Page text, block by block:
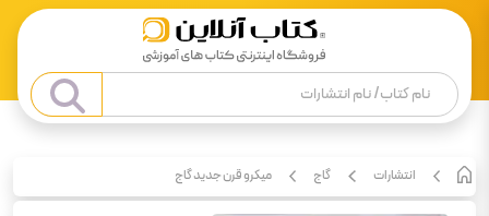
انتشارات گاج میکرو قرن جدید گاج